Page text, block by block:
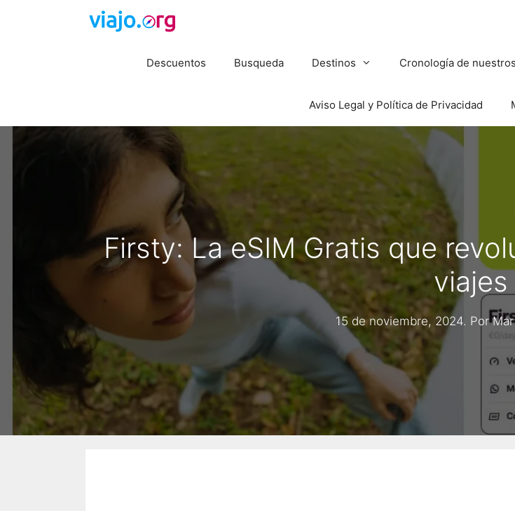
Descuentos Busqueda Destinos Cronología de
Aviso Legal y Política de Privacidad
Firsty: La eSIM Gratis que
viajes
15 de noviembre, 2024. Por